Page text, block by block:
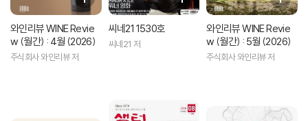
와인리뷰 WINE Revie
w (월간) : 4월 (2026)
주식회사 와인리뷰 저
씨네21 1530호
씨네21 저
와인리뷰 WINE Revie
w (월간) : 5월 (2026)
주식회사 와인리뷰 저